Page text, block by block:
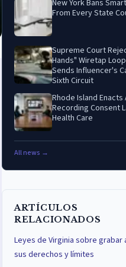
New York Bans
From Every State
Supreme Court
Hands" Wiretap
Sends Influencer's
Sixth Circuit
Rhode Island Enacts
Recording Consent
Health Care
All news →
ARTÍCULOS
RELACIONADOS
Leyes de Virginia sobre grabar
sus derechos y límites